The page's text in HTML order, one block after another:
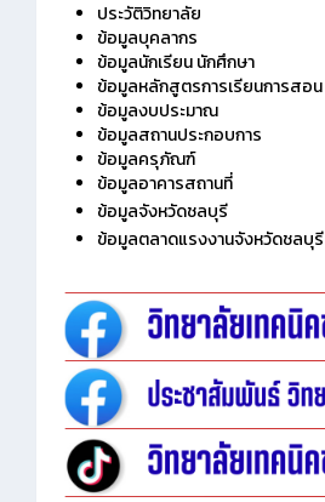
ประวัติวิทยาลัย
ข้อมูลบุคลากร
ข้อมูลนักเรียน นักศึกษา
ข้อมูลหลักสูตรการเรียนการสอน
ข้อมูลงบประมาณ
ข้อมูลสถานประกอบการ
ข้อมูลครุภัณฑ์
ข้อมูลอาคารสถานที่
ข้อมูลจังหวัดชลบุรี
ข้อมูลตลาดแรงงานจังหวัดชลบุรี